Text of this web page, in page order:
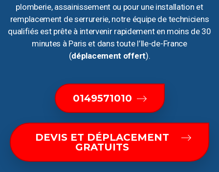
plomberie, assainissement ou pour une installation et
remplacement de serrurerie, notre équipe de techniciens
qualifiés est prête à intervenir rapidement en moins de 30
minutes à Paris et dans toute l’Ile-de-France
(déplacement offert).
0149571010
DEVIS ET DÉPLACEMENT
GRATUITS